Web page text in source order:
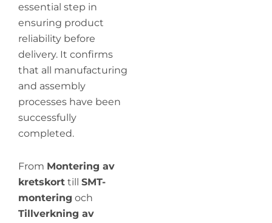
essential step in
ensuring product
reliability before
delivery. It confirms
that all manufacturing
and assembly
processes have been
successfully
completed.
From Montering av
kretskort till SMT-
montering och
Tillverkning av